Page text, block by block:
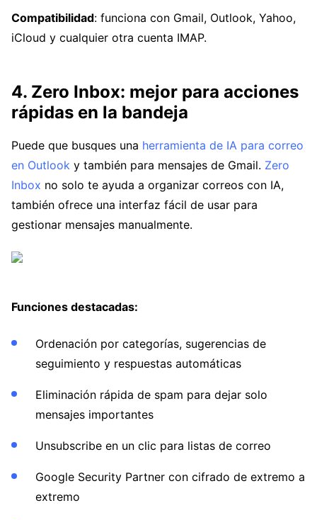
Compatibilidad: funciona con Gmail, Outlook, Yahoo,
iCloud y cualquier otra cuenta IMAP.
4. Zero Inbox: mejor para acciones
rápidas en la bandeja
Puede que busques una herramienta de IA para correo
en Outlook y también para mensajes de Gmail. Zero
Inbox no solo te ayuda a organizar correos con IA,
también ofrece una interfaz fácil de usar para
gestionar mensajes manualmente.
Funciones destacadas:
Ordenación por categorías, sugerencias de
seguimiento y respuestas automáticas
Eliminación rápida de spam para dejar solo
mensajes importantes
Unsubscribe en un clic para listas de correo
Google Security Partner con cifrado de extremo a
extremo